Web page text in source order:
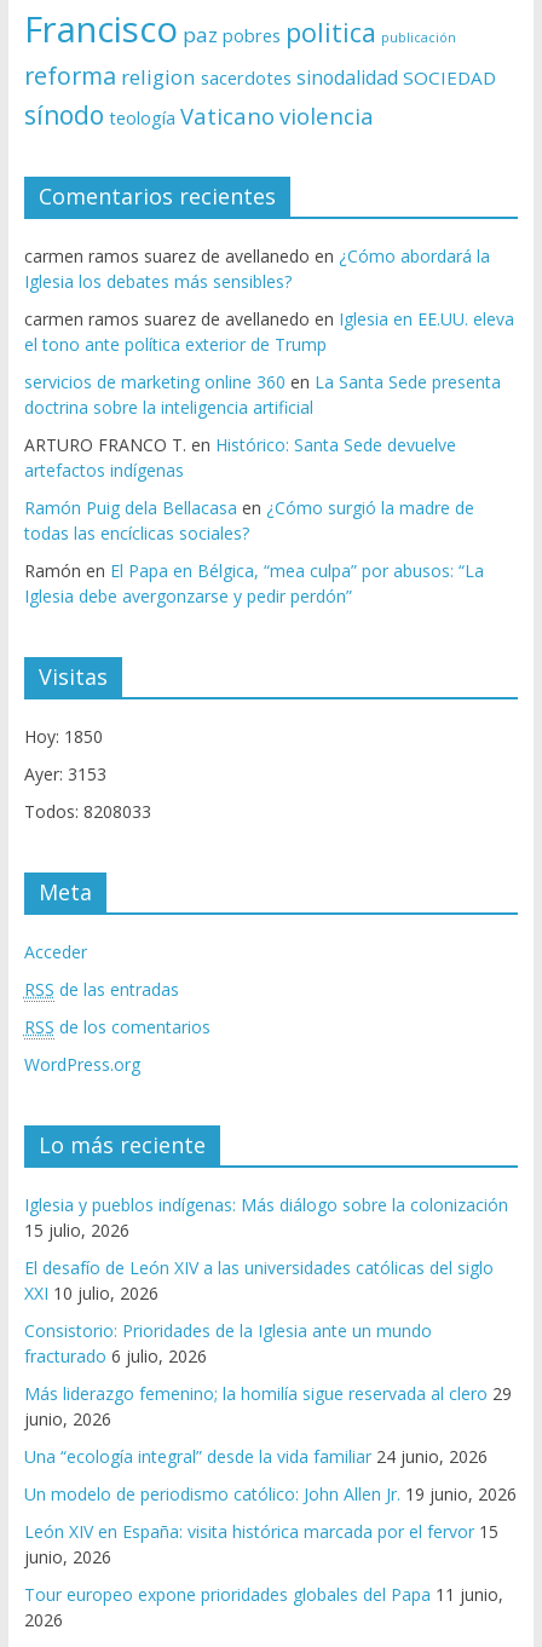
Francisco paz pobres politica publicación
reforma religion sacerdotes sinodalidad SOCIEDAD
sínodo teología Vaticano violencia
Comentarios recientes
carmen ramos suarez de avellanedo en ¿Cómo abordará la
Iglesia los debates más sensibles?
carmen ramos suarez de avellanedo en Iglesia en EE.UU. eleva
el tono ante política exterior de Trump
servicios de marketing online 360 en La Santa Sede presenta
doctrina sobre la inteligencia artificial
ARTURO FRANCO T. en Histórico: Santa Sede devuelve
artefactos indígenas
Ramón Puig dela Bellacasa en ¿Cómo surgió la madre de
todas las encíclicas sociales?
Ramón en El Papa en Bélgica, “mea culpa” por abusos: “La
Iglesia debe avergonzarse y pedir perdón”
Visitas
Hoy: 1850
Ayer: 3153
Todos: 8208033
Meta
Acceder
RSS de las entradas
RSS de los comentarios
WordPress.org
Lo más reciente
Iglesia y pueblos indígenas: Más diálogo sobre la colonización
15 julio, 2026
El desafío de León XIV a las universidades católicas del siglo
XXI 10 julio, 2026
Consistorio: Prioridades de la Iglesia ante un mundo
fracturado 6 julio, 2026
Más liderazgo femenino; la homilía sigue reservada al clero 29
junio, 2026
Una “ecología integral” desde la vida familiar 24 junio, 2026
Un modelo de periodismo católico: John Allen Jr. 19 junio, 2026
León XIV en España: visita histórica marcada por el fervor 15
junio, 2026
Tour europeo expone prioridades globales del Papa 11 junio,
2026